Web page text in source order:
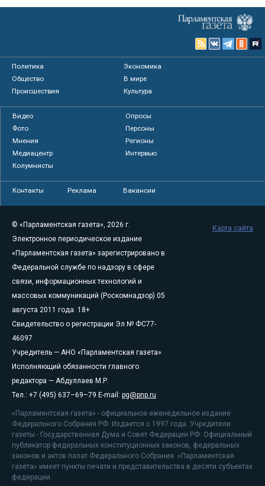
Политика
Экономика
Общество
В мире
Происшествия
Культура
Видео
Опросы
Фото
Персоны
Мнения
Регионы
Медиацентр
Интервью
Колумнисты
Контакты Реклама Вакансии
© «Парламентская газета», 2026 г.
Электронное периодическое издание
«Парламентская газета» зарегистрировано в
Федеральной службе по надзору в сфере
связи, информационных технологий и
массовых коммуникаций (Роскомнадзор) 05
августа 2011 года. 18+
Свидетельство о регистрации Эл № ФС77-
46097
Учредитель — АНО «Парламентская газета»
Исполняющий обязанности главного
редактора — Абдуллаев М.Р.
Тел.: +7 (495) 637–69–79 E-mail: pg@pnp.ru
«Парламентская газета» - официальное еженедельное издание
Федерального Собрания РФ. Издается с 1997 года. Учредители
газеты - Государственная Дума и Совет Федерации РФ. Официальный
публикатор федеральных конституционных законов, федеральных
законов и актов палат Федерального Собрания. «Парламентская
газета» имеет пункты печати и представительства в десяти субъектах
федерации.
Карта сайта